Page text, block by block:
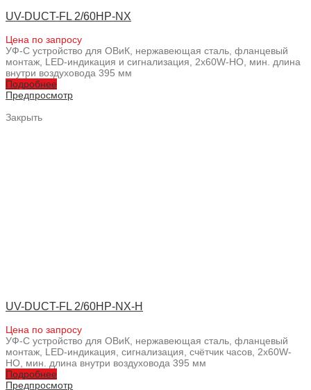
UV-DUCT-FL 2/60HP-NX
Цена по запросу
УФ-С устройство для ОВиК, нержавеющая сталь, фланцевый
монтаж, LED-индикация и сигнализация, 2x60W-HO, мин. длина
внутри воздуховода 395 мм
Подробнее
Предпросмотр
Закрыть
UV-DUCT-FL 2/60HP-NX-H
Цена по запросу
УФ-С устройство для ОВиК, нержавеющая сталь, фланцевый
монтаж, LED-индикация, сигнализация, счётчик часов, 2x60W-
HO, мин. длина внутри воздуховода 395 мм
Подробнее
Предпросмотр